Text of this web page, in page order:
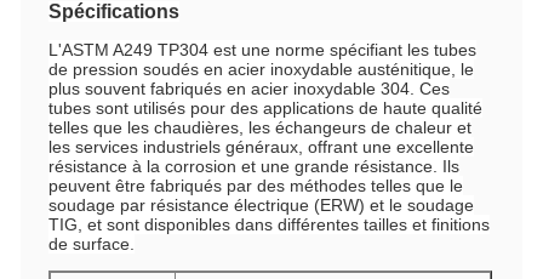
Spécifications
L'ASTM A249 TP304 est une norme spécifiant les tubes
de pression soudés en acier inoxydable austénitique, le
plus souvent fabriqués en acier inoxydable 304. Ces
tubes sont utilisés pour des applications de haute qualité
telles que les chaudières, les échangeurs de chaleur et
les services industriels généraux, offrant une excellente
résistance à la corrosion et une grande résistance. Ils
peuvent être fabriqués par des méthodes telles que le
soudage par résistance électrique (ERW) et le soudage
TIG, et sont disponibles dans différentes tailles et finitions
de surface.